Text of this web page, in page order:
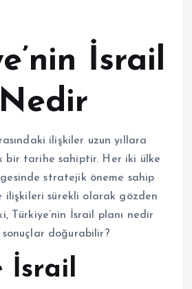
İsrail
ilişkiler uzun yıllara
bir tarihe sahiptir. Her iki ülke
stratejik öneme sahip
ilişkileri sürekli olarak gözden
Türkiye’nin İsrail planı nedir
doğurabilir?
İsrail